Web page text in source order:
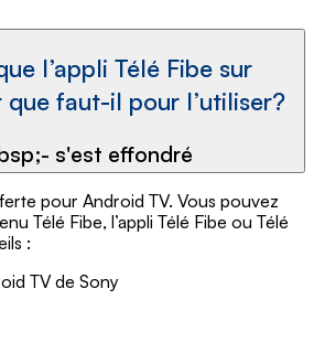
l’appli Télé Fibe sur
faut-il pour l’utiliser?
s'est effondré
pour Android TV. Vous pouvez
Télé Fibe, l’appli Télé Fibe ou Télé
:
TV de Sony